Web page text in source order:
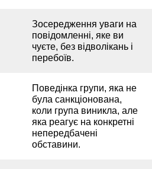
Зосередження уваги на
повідомленні, яке ви
чуєте, без відволікань і
перебоїв.
Поведінка групи, яка не
була санкціонована,
коли група виникла, але
яка реагує на конкретні
непередбачені
обставини.